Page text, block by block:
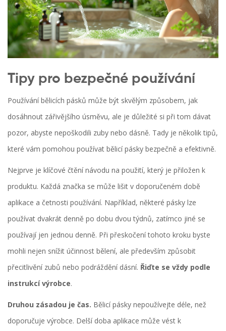
Tipy pro bezpečné používání
Používání bělicích pásků může být skvělým způsobem, jak
dosáhnout zářivějšího úsměvu, ale je důležité si při tom dávat
pozor, abyste nepoškodili zuby nebo dásně. Tady je několik tipů,
které vám pomohou používat bělicí pásky bezpečně a efektivně.
Nejprve je klíčové čtění návodu na použití, který je přiložen k
produktu. Každá značka se může lišit v doporučeném době
aplikace a četnosti používání. Například, některé pásky lze
používat dvakrát denně po dobu dvou týdnů, zatímco jiné se
používají jen jednou denně. Při přeskočení tohoto kroku byste
mohli nejen snížit účinnost bělení, ale především způsobit
přecitlivění zubů nebo podráždění dásní. Řiďte se vždy podle
instrukcí výrobce.
Druhou zásadou je čas. Bělicí pásky nepoužívejte déle, než
doporučuje výrobce. Delší doba aplikace může vést k